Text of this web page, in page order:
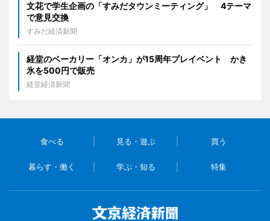
文花で学生企画の「すみだタウンミーティング」 4テーマ
で意見交換
すみだ経済新聞
経堂のベーカリー「オンカ」が15周年プレイベント かき
氷を500円で販売
経堂経済新聞
食べる 見る・遊ぶ 買う
暮らす・働く 学ぶ・知る 特集